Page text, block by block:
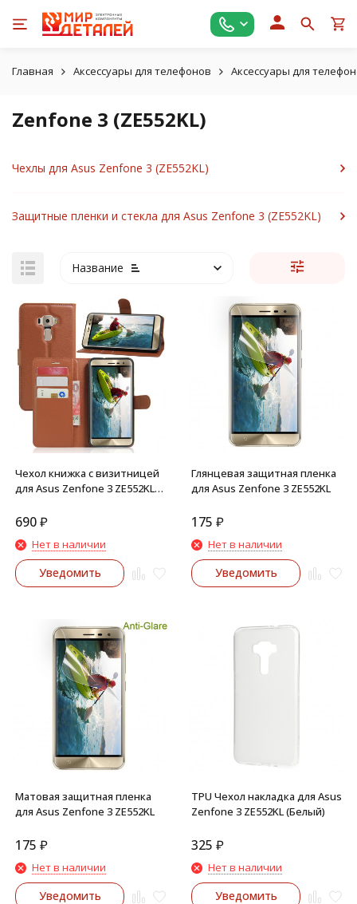
Главная Аксессуары для телефонов Аксессуары для
Zenfone 3 (ZE552KL)
Чехлы для Asus Zenfone 3 (ZE552KL)
Защитные пленки и стекла для Asus Zenfone 3 (ZE552KL)
Название
Чехол книжка с визитницей
для Asus Zenfone 3 ZE552KL
690₽
Нет в наличии
Уведомить
Глянцевая защитная пленка
для Asus Zenfone 3 ZE552KL
175 ₽
Нет в наличии
Уведомить
Матовая защитная пленка
для Asus Zenfone 3 ZE552KL
175 ₽
Нет в наличии
Уведомить
TPU Чехол накладка для Asus
Zenfone 3 ZE552KL (Белый)
325 ₽
Нет в наличии
Уведомить